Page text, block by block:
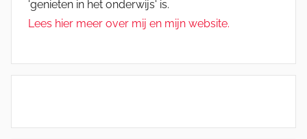
'genieten in het onderwijs' is.
Lees hier meer over mij en mijn website.